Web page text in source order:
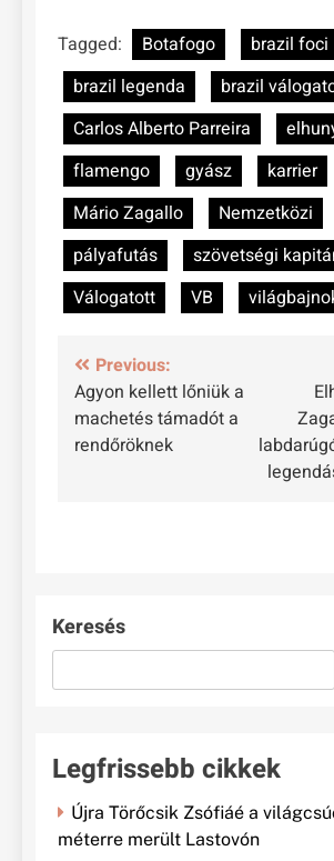
Tagged: Botafogo
brazil foci
brazil legenda
brazil
Carlos Alberto Parreira
flamengo
gyász karrier
Mário Zagallo
Nemzetközi
pályafutás
szövetségi
Válogatott
VB
Bejegyzés
navigáció
Previous:
Agyon kellett lőniük a
machetés támadót a
rendőröknek
Keresés
Legfrissebb cikkek
Újra Törőcsik Zsófiáé a
méterre merült Lastovón